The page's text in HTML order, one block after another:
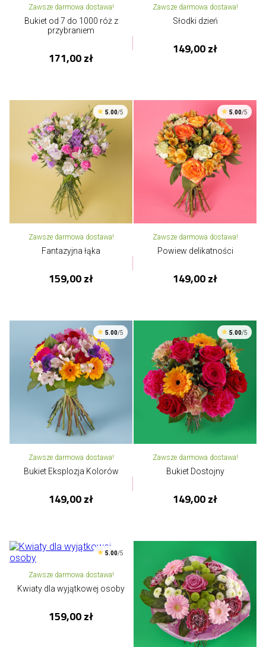
Zawsze darmowa dostawa!
Bukiet od 7 do 1000 róż z
przybraniem
171,00 zł
Zawsze darmowa dostawa!
Słodki dzień
149,00 zł
5.00/5
Zawsze darmowa dostawa!
Fantazyjna łąka
159,00 zł
5.00/5
Zawsze darmowa dostawa!
Powiew delikatności
149,00 zł
5.00/5
Zawsze darmowa dostawa!
Bukiet Eksplozja Kolorów
149,00 zł
5.00/5
Zawsze darmowa dostawa!
Bukiet Dostojny
149,00 zł
5.00/5
Zawsze darmowa dostawa!
Kwiaty dla wyjątkowej osoby
159,00 zł